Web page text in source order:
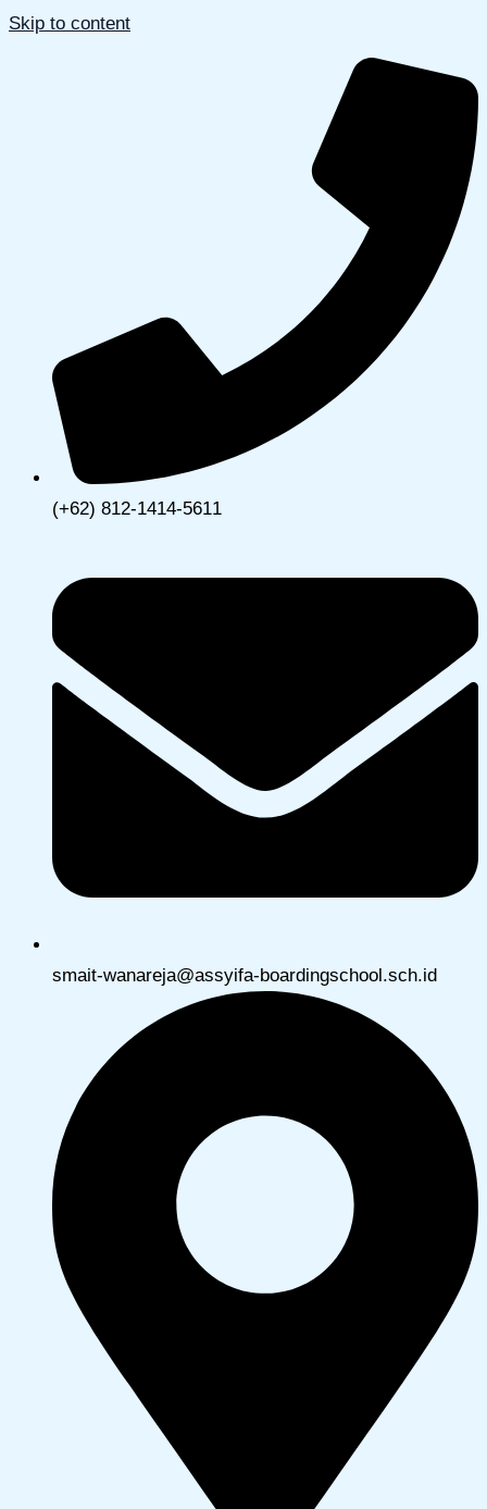
Skip to content
(+62) 812-1414-5611
smait-wanareja@assyifa-boardingschool.sch.id